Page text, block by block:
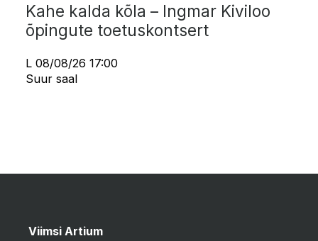
Kahe kalda kõla – Ingmar Kiviloo
õpingute toetuskontsert
L 08/08/26 17:00
Suur saal
Viimsi Artium